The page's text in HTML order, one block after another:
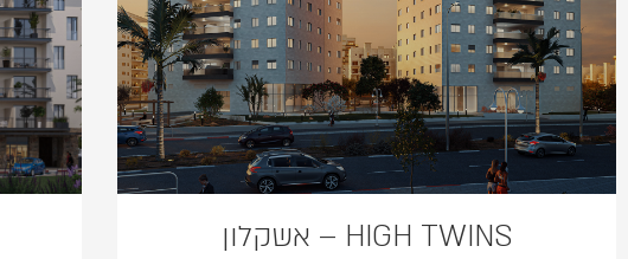
HIGH TWINS – אשקלון